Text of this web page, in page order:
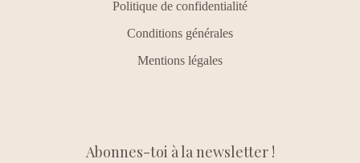
Politique de confidentialité
Conditions générales
Mentions légales
Abonnes-toi à la newsletter !